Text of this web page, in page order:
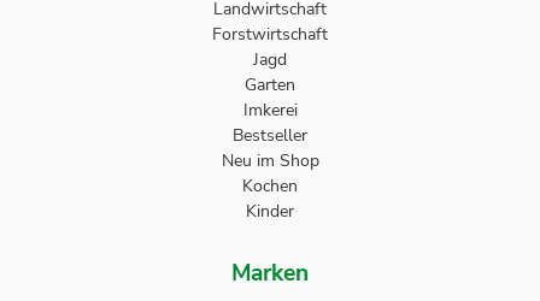
Landwirtschaft
Forstwirtschaft
Jagd
Garten
Imkerei
Bestseller
Neu im Shop
Kochen
Kinder
Marken